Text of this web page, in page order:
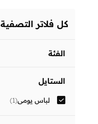
كل فلاتر التصفية
الفئة
نساء
الستايل
لباس يومي(
1
)